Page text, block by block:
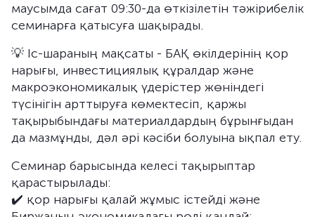
маусымда сағат 09:30-да өткізілетін тәжірибелік
семинарға қатысуға шақырады.
💡 Іс-шараның мақсаты - БАҚ өкілдерінің қор
нарығы, инвестициялық құралдар және
макроэкономикалық үдерістер жөніндегі
түсінігін арттыруға көмектесіп, қаржы
тақырыбындағы материалдардың бұрынғыдан
да мазмұнды, дәл әрі кәсіби болуына ықпал ету.
Семинар барысында келесі тақырыптар
қарастырылады:
✔️ қор нарығы қалай жұмыс істейді және